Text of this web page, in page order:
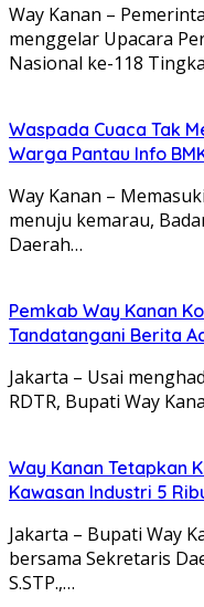
Way Kanan –
menggelar Upacara
Nasional ke-118
Waspada Cuaca Tak
Warga Pantau Info
Way Kanan –
menuju kemarau,
Daerah…
Pemkab Way Kanan
Tandatangani Berita
Jakarta – Usai
RDTR, Bupati Way
Way Kanan Tetapkan
Kawasan Industri 5
Jakarta – Bupati Way
bersama Sekretaris
S.STP.,…